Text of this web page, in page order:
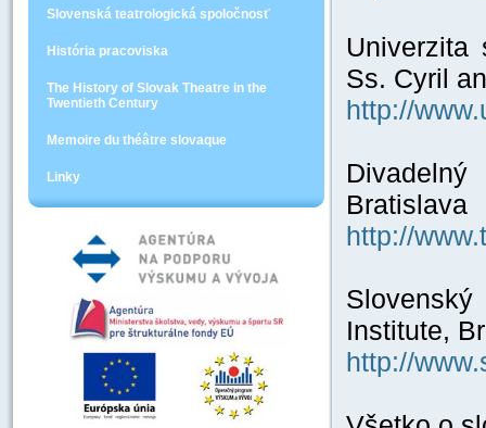
Slovenská teatrologická spoločnosť
História pracoviska
The History of Slovak Theatre in the
Twentieth Century
Memoire du théâtre slovaque
Linky
Univerzita
Ss. Cyril
http://
Bratislava
http://
Institute,
http://